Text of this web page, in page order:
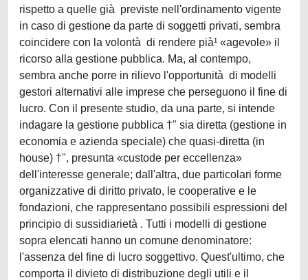
rispetto a quelle già previste nell'ordinamento vigente
in caso di gestione da parte di soggetti privati, sembra
coincidere con la volontà di rendere pià¹ «agevole» il
ricorso alla gestione pubblica. Ma, al contempo,
sembra anche porre in rilievo l'opportunità di modelli
gestori alternativi alle imprese che perseguono il fine di
lucro. Con il presente studio, da una parte, si intende
indagare la gestione pubblica †" sia diretta (gestione in
economia e azienda speciale) che quasi-diretta (in
house) †", presunta «custode per eccellenza»
dell'interesse generale; dall'altra, due particolari forme
organizzative di diritto privato, le cooperative e le
fondazioni, che rappresentano possibili espressioni del
principio di sussidiarietà . Tutti i modelli di gestione
sopra elencati hanno un comune denominatore:
l'assenza del fine di lucro soggettivo. Quest'ultimo, che
comporta il divieto di distribuzione degli utili e il